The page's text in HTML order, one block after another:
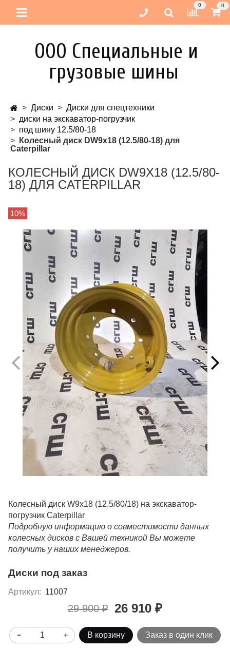
0 0
ООО Специальные и
грузовые шины
Диски
Диски для спецтехники
диски на экскаватор-погрузчик
под шину 12.5/80-18
Колесный диск DW9x18 (12.5/80-18) для
Caterpillar
КОЛЕСНЫЙ ДИСК DW9X18 (12.5/80-
18) ДЛЯ CATERPILLAR
10%
Колесный диск W9x18 (12.5/80/18) на экскаватор-
погрузчик Caterpillar
Подробную информацию о совместимости данных
колесных дисков с Вашей техникой Вы можете
получить у наших менеджеров.
Диски под заказ
Артикул: 11007
29 900 ₽ 26 910 ₽
В корзину Заказ в один клик